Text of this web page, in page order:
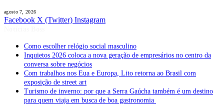
agosto 7, 2026
Facebook X (Twitter) Instagram
Como escolher relógio social masculino
Inquietos 2026 coloca a nova geração de empresários no centro da
conversa sobre negócios
Com trabalhos nos Eua e Europa, Lito retorna ao Brasil com
exposição de street art
Turismo de inverno: por que a Serra Gaúcha também é um destino
para quem viaja em busca de boa gastronomia